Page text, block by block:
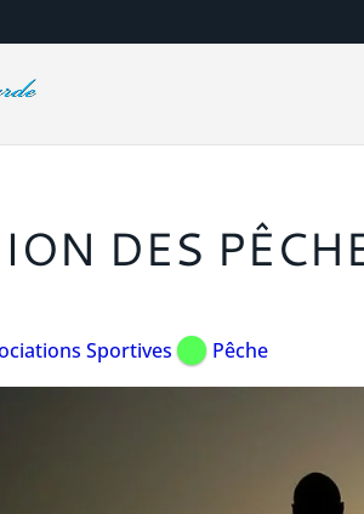
DES
Sportives Pêche